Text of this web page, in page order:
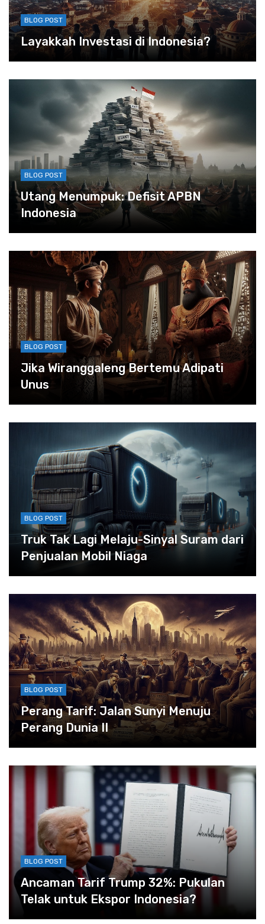
BLOG POST
Layakkah Investasi di Indonesia?
BLOG POST
Utang Menumpuk: Defisit APBN
Indonesia
BLOG POST
Jika Wiranggaleng Bertemu Adipati
Unus
BLOG POST
Truk Tak Lagi Melaju-Sinyal Suram dari
Penjualan Mobil Niaga
BLOG POST
Perang Tarif: Jalan Sunyi Menuju
Perang Dunia II
BLOG POST
Ancaman Tarif Trump 32%: Pukulan
Telak untuk Ekspor Indonesia?